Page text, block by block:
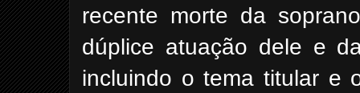
recente morte da
dúplice atuação dele e
incluindo o tema titular e